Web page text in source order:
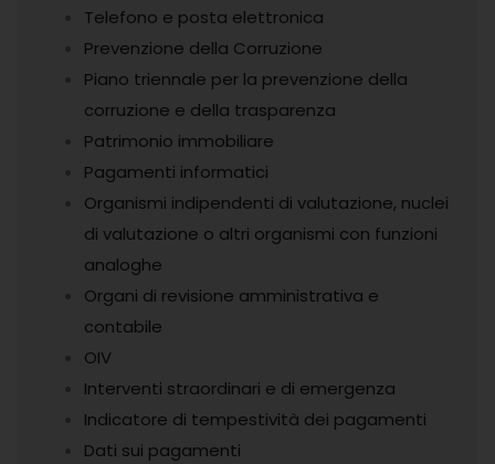
Telefono e posta elettronica
Prevenzione della Corruzione
Piano triennale per la prevenzione della
corruzione e della trasparenza
Patrimonio immobiliare
Pagamenti informatici
Organismi indipendenti di valutazione, nuclei
di valutazione o altri organismi con funzioni
analoghe
Organi di revisione amministrativa e
contabile
OIV
Interventi straordinari e di emergenza
Indicatore di tempestività dei pagamenti
Dati sui pagamenti